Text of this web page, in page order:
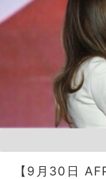
【9月30日